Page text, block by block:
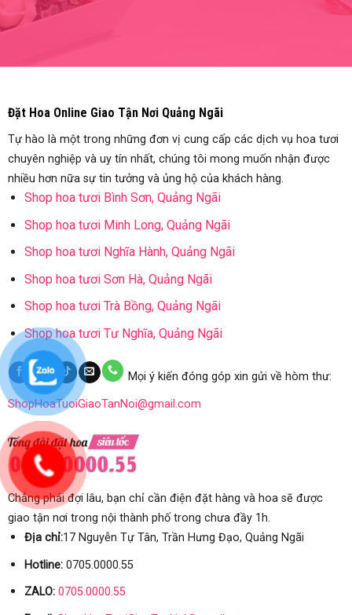
Đặt Hoa Online Giao Tận Nơi Quảng Ngãi
Tự hào là một trong những đơn vị cung cấp các dịch vụ hoa tươi
chuyên nghiệp và uy tín nhất, chúng tôi mong muốn nhận được
nhiều hơn nữa sự tin tưởng và ủng hộ của khách hàng.
Shop hoa tươi Bình Sơn, Quảng Ngãi
Shop hoa tươi Minh Long, Quảng Ngãi
Shop hoa tươi Nghĩa Hành, Quảng Ngãi
Shop hoa tươi Sơn Hà, Quảng Ngãi
Shop hoa tươi Trà Bồng, Quảng Ngãi
Shop hoa tươi Tư Nghĩa, Quảng Ngãi
Mọi ý kiến đóng góp xin gửi về hòm thư:
ShopHoaTuoiGiaoTanNoi@gmail.com
Chẳng phải đợi lâu, bạn chỉ cần điện đặt hàng và hoa sẽ được
giao tận nơi trong nội thành phố trong chưa đầy 1h.
Địa chỉ:17 Nguyễn Tự Tân, Trần Hưng Đạo, Quảng Ngãi
Hotline:0705.0000.55
ZALO: 0705.0000.55